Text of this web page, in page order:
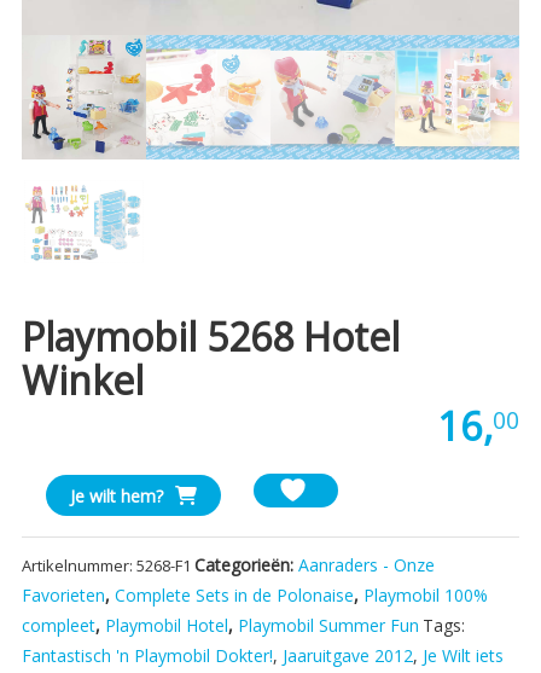
Playmobil 5268 Hotel
Winkel
16,00
Playmobil
5268
Hotel
winkel
aantal
Je wilt hem?
Artikelnummer: 5268-F1 Categorieën: Aanraders - Onze
Favorieten, Complete Sets in de Polonaise, Playmobil 100%
compleet, Playmobil Hotel, Playmobil Summer Fun Tags:
Fantastisch 'n Playmobil Dokter!, Jaaruitgave 2012, Je Wilt iets